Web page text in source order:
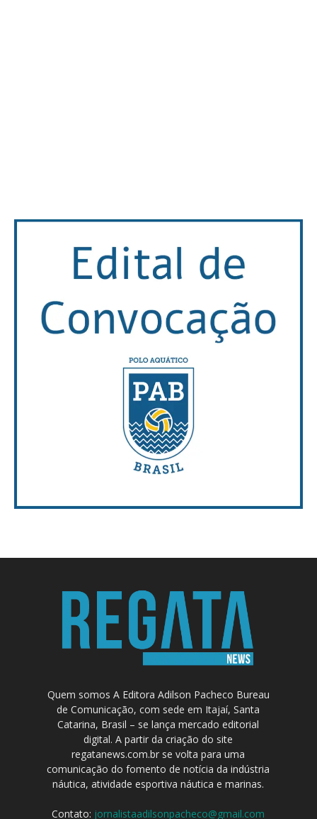
Quem somos A Editora Adilson Pacheco Bureau
de Comunicação, com sede em Itajaí, Santa
Catarina, Brasil – se lança mercado editorial
digital. A partir da criação do site
regatanews.com.br se volta para uma
comunicação do fomento de notícia da indústria
náutica, atividade esportiva náutica e marinas.
Contato: jornalistaadilsonpacheco@gmail.com